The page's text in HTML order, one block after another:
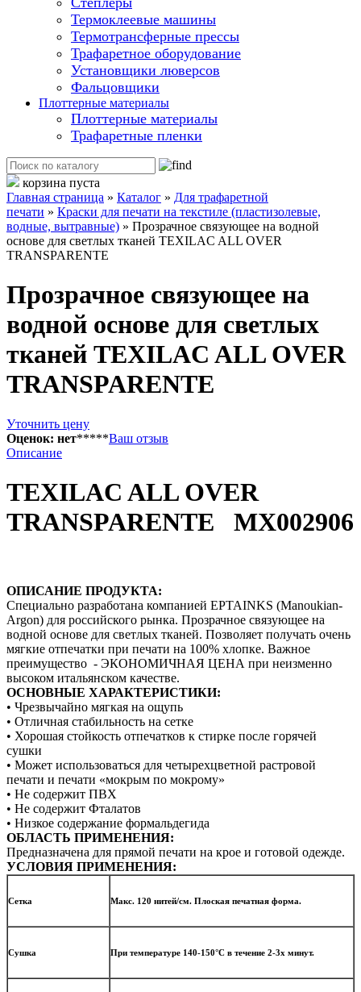
Термоклеевые машины
Термотрансферные прессы
Трафаретное оборудование
Установщики люверсов
Фальцовщики
Плоттерные материалы
Плоттерные материалы
Трафаретные пленки
корзина пуста
Главная страница » Каталог » Для трафаретной
печати » Краски для печати на текстиле (пластизолевые,
водные, вытравные) » Прозрачное связующее на водной
основе для светлых тканей TEXILAC ALL OVER
TRANSPARENTE
Прозрачное связующее на
водной основе для светлых
тканей TEXILAC ALL OVER
TRANSPARENTE
Уточнить цену
Оценок: нет*****Ваш отзыв
Описание
TEXILAC ALL OVER
TRANSPARENTE MX002906
ОПИСАНИЕ ПРОДУКТА:
Специально разработана компанией EPTAINKS (Manoukian-
Argon) для российского рынка. Прозрачное связующее на
водной основе для светлых тканей. Позволяет получать очень
мягкие отпечатки при печати на 100% хлопке. Важное
преимущество - ЭКОНОМИЧНАЯ ЦЕНА при неизменно
высоком итальянском качестве.
ОСНОВНЫЕ ХАРАКТЕРИСТИКИ:
• Чрезвычайно мягкая на ощупь
• Отличная стабильность на сетке
• Хорошая стойкость отпечатков к стирке после горячей
сушки
• Может использоваться для четырехцветной растровой
печати и печати «мокрым по мокрому»
• Не содержит ПВХ
• Не содержит Фталатов
• Низкое содержание формальдегида
ОБЛАСТЬ ПРИМЕНЕНИЯ:
Предназначена для прямой печати на крое и готовой одежде.
УСЛОВИЯ ПРИМЕНЕНИЯ:
Сетка Макс. 120 нитей/см. Плоская печатная форма.
Сушка При температуре 140-150°С в течение 2-3х минут.